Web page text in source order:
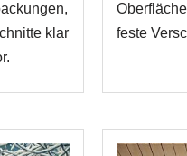
klar
feste